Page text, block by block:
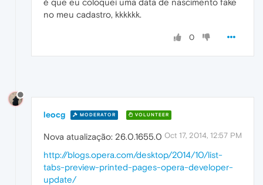
no meu cadastro, kkkkkk.
0
leocg MODERATOR VOLUNTEER
Oct 17, 2014, 12:57 PM
Nova atualização: 26.0.1655.0
http://blogs.opera.com/desktop/2014/10/list-
tabs-preview-printed-pages-opera-developer-
update/